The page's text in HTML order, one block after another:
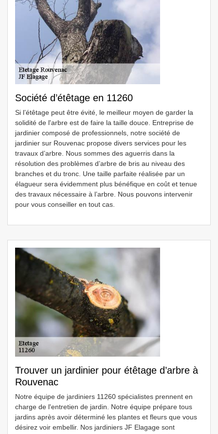
Société d’étêtage en 11260
Si l’étêtage peut être évité, le meilleur moyen de garder la
solidité de l'arbre est de faire la taille douce. Entreprise de
jardinier composé de professionnels, notre société de
jardinier sur Rouvenac propose divers services pour les
travaux d’arbre. Nous sommes des aguerris dans la
résolution des problèmes d’arbre de bris au niveau des
branches et du tronc. Une taille parfaite réalisée par un
élagueur sera évidemment plus bénéfique en coût et tenue
des travaux nécessaire à l’arbre. Nous pouvons intervenir
pour vous conseiller en tout cas.
Trouver un jardinier pour étêtage d’arbre à
Rouvenac
Notre équipe de jardiniers 11260 spécialistes prennent en
charge de l'entretien de jardin. Notre équipe prépare tous
jardins après avoir déterminé les plantes et fleurs que vous
désirez voir embellir. Nos jardiniers JF Elagage sont